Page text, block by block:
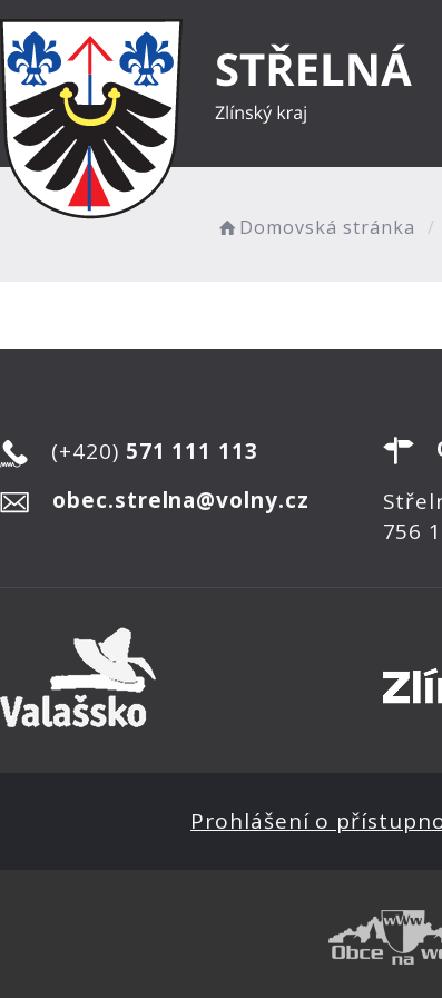
Domovská stránka
(+420) 571 111 113
obec.strelna@volny.cz
756
Prohlášení o